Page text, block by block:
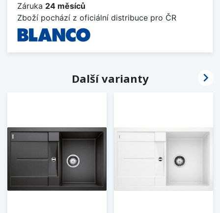
Záruka 24 měsíců
Zboží pochází z oficiální distribuce pro ČR
Další varianty 